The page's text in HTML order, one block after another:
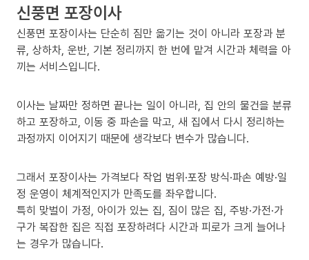
신풍면 포장이사
신풍면 포장이사는 단순히 짐만 옮기는 것이 아니라 포장과 분
류, 상하차, 운반, 기본 정리까지 한 번에 맡겨 시간과 체력을 아
끼는 서비스입니다.
이사는 날짜만 정하면 끝나는 일이 아니라, 집 안의 물건을 분류
하고 포장하고, 이동 중 파손을 막고, 새 집에서 다시 정리하는
과정까지 이어지기 때문에 생각보다 변수가 많습니다.
그래서 포장이사는 가격보다 작업 범위·포장 방식·파손 예방·일
정 운영이 체계적인지가 만족도를 좌우합니다.
특히 맞벌이 가정, 아이가 있는 집, 짐이 많은 집, 주방·가전·가
구가 복잡한 집은 직접 포장하려다 시간과 피로가 크게 늘어나
는 경우가 많습니다.